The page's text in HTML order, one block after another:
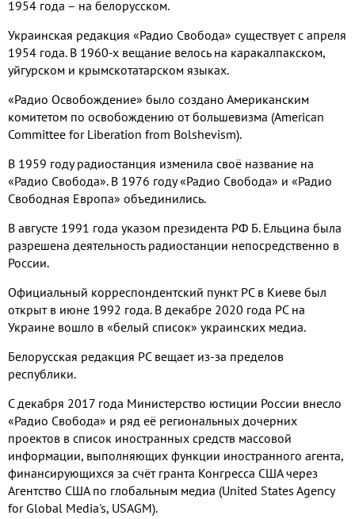
1954 года – на белорусском.
Украинская редакция «Радио Свобода» существует с апреля
1954 года. В 1960-х вещание велось на каракалпакском,
уйгурском и крымскотатарском языках.
«Радио Освобождение» было создано Американским
комитетом по освобождению от большевизма (American
Committee for Liberation from Bolshevism).
В 1959 году радиостанция изменила своё название на
«Радио Свобода». В 1976 году «Радио Свобода» и «Радио
Свободная Европа» объединились.
В августе 1991 года указом президента РФ Б. Ельцина была
разрешена деятельность радиостанции непосредственно в
России.
Официальный корреспондентский пункт РС в Киеве был
открыт в июне 1992 года. В декабре 2020 года РС на
Украине вошло в «белый список» украинских медиа.
Белорусская редакция РС вещает из-за пределов
республики.
С декабря 2017 года Министерство юстиции России внесло
«Радио Свобода» и ряд её региональных дочерних
проектов в список иностранных средств массовой
информации, выполняющих функции иностранного агента,
финансирующихся за счёт гранта Конгресса США через
Агентство США по глобальным медиа (United States Agency
for Global Media's, USAGM).